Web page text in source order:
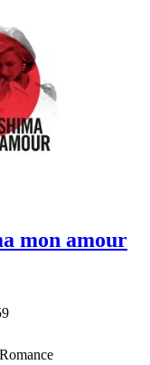
mon amour
Romance